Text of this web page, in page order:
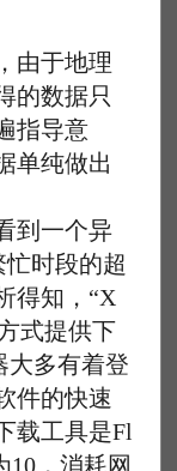
于地理
的数据只
指导意
单纯做出
到一个异
时段的超
得知，“X
式提供下
大多有着登
件的快速
载工具是Fl
10，消耗网